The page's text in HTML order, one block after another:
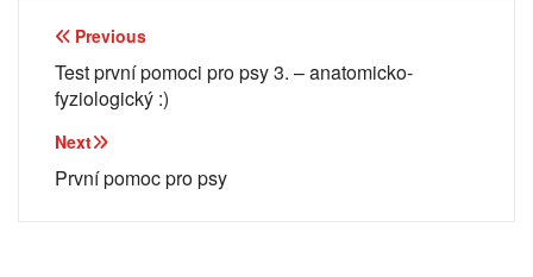
Navigace
pro
příspěvek
Previous
Test první pomoci pro psy 3. – anatomicko-
fyziologický :)
Next
První pomoc pro psy